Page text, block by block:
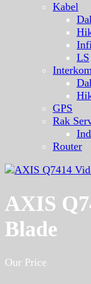
Kabel
LS
GPS
Rak
Router
AXIS
Blade
Our Price